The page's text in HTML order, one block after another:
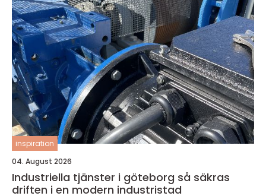
inspiration
04. August 2026
Industriella tjänster i göteborg så säkras
driften i en modern industristad